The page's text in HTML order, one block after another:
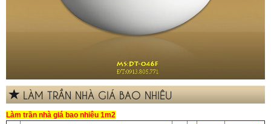
LÀM TRẦN NHÀ GIÁ BAO NHIÊU
Làm trần nhà giá bao nhiêu 1m2